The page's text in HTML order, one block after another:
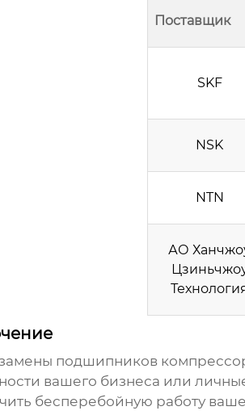
Поставщик
SKF
NSK
NTN
АО
подшипников
вашего бизнеса или
бесперебойную работу